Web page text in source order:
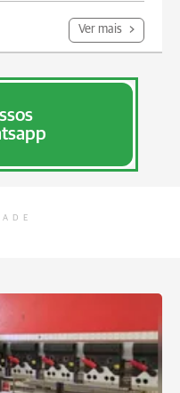
Ver mais